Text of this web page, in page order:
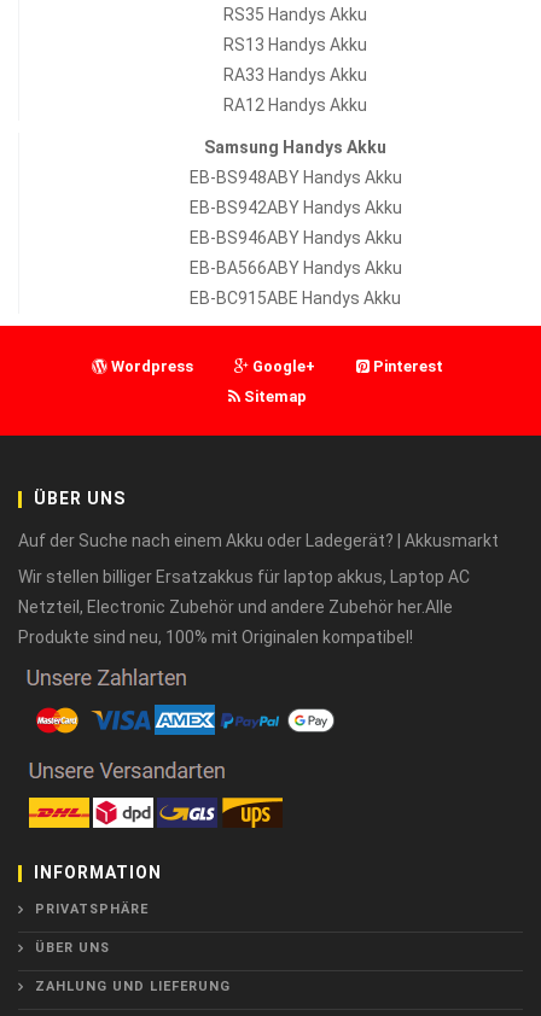
RS35 Handys Akku
RS13 Handys Akku
RA33 Handys Akku
RA12 Handys Akku
Samsung Handys Akku
EB-BS948ABY Handys Akku
EB-BS942ABY Handys Akku
EB-BS946ABY Handys Akku
EB-BA566ABY Handys Akku
EB-BC915ABE Handys Akku
Wordpress Google+
Pinterest
Sitemap
ÜBER UNS
Auf der Suche nach einem Akku oder Ladegerät? | Akkusmarkt
Wir stellen billiger Ersatzakkus für laptop akkus, Laptop AC
Netzteil, Electronic Zubehör und andere Zubehör her.Alle
Produkte sind neu, 100% mit Originalen kompatibel!
INFORMATION
PRIVATSPHÄRE
ÜBER UNS
ZAHLUNG UND LIEFERUNG